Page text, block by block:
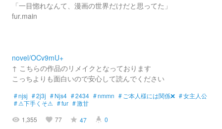
「一目惚れなんて、漫画の世界だけだと思ってた」
fur.main
novel/OCv9mU+
↑ こちらの作品のリメイクとなっております
こっちよりも面白いので安心して読んでください
#njsj #2j3j #Njs4 #2434 #nmmn # ご本人様には関係❌ #女主人公
#⚠下手くそ⚠ #fur #激甘
visibility 1,355 favorite 77 grade 47 highlight 0